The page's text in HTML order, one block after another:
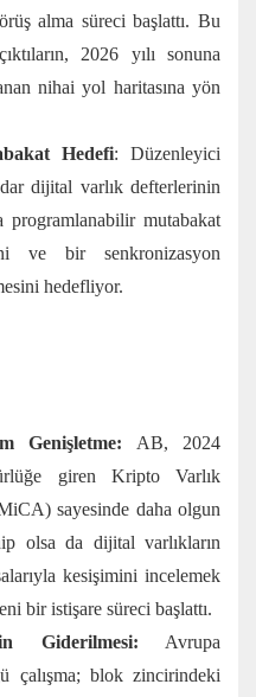
alma süreci başlattı. Bu
2026 yılı sonuna
nihai yol haritasına yön
Hedefi: Düzenleyici
dijital varlık defterlerinin
programlanabilir mutabakat
ve bir senkronizasyon
hedefliyor.
Genişletme: AB, 2024
giren Kripto Varlık
sayesinde daha olgun
olsa da dijital varlıkların
kesişimini incelemek
bir istişare süreci başlattı.
Giderilmesi: Avrupa
çalışma; blok zincirindeki